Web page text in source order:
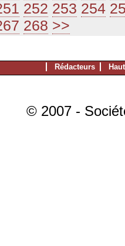
252 253 254
268 >>
Rédacteurs
© 2007 -